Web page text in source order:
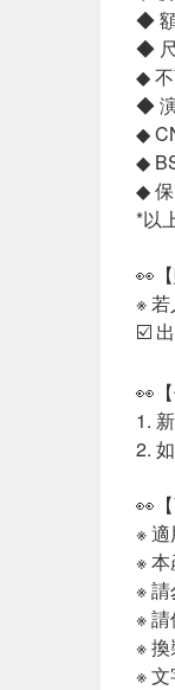
◆
◆
◆
◆
◆
◆
◆
*以
👀
※
☑️
👀
1.
2.
👀
※
※
※
※
※
※